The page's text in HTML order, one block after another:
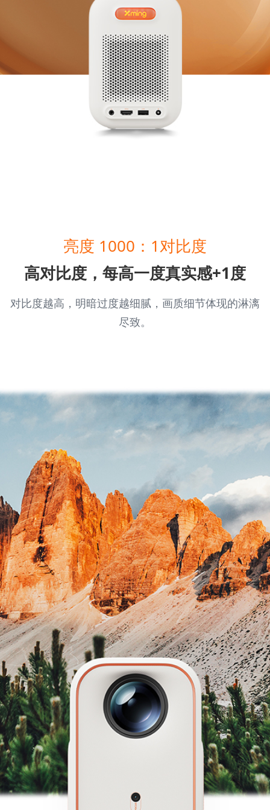
亮度 1000：1对比度
高对比度，每高一度真实感+1度
对比度越高，明暗过度越细腻，画质细节体现的淋漓
尽致。